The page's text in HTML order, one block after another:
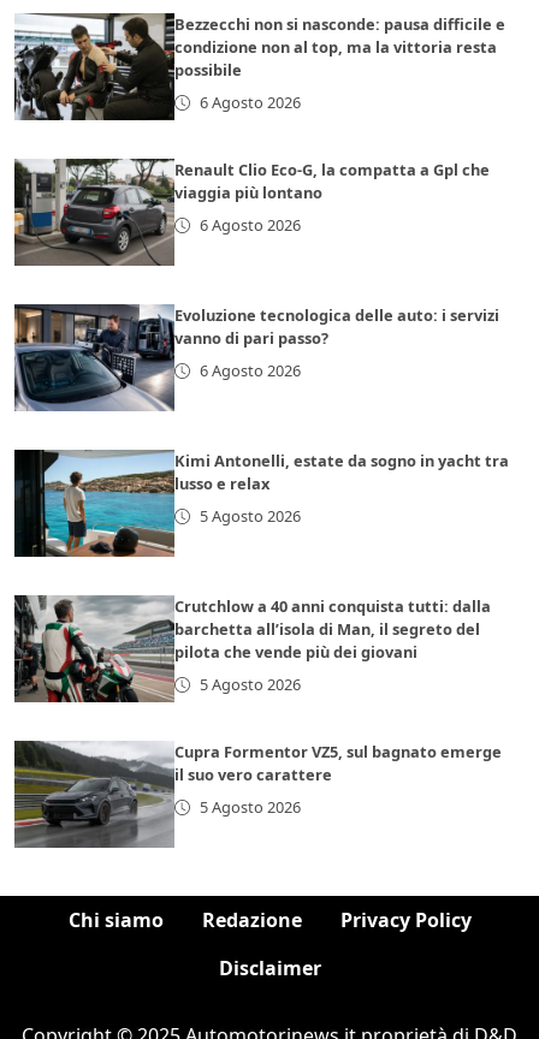
Bezzecchi non si nasconde: pausa difficile e
condizione non al top, ma la vittoria resta
possibile
6 Agosto 2026
Renault Clio Eco-G, la compatta a Gpl che
viaggia più lontano
6 Agosto 2026
Evoluzione tecnologica delle auto: i servizi
vanno di pari passo?
6 Agosto 2026
Kimi Antonelli, estate da sogno in yacht tra
lusso e relax
5 Agosto 2026
Crutchlow a 40 anni conquista tutti: dalla
barchetta all’isola di Man, il segreto del
pilota che vende più dei giovani
5 Agosto 2026
Cupra Formentor VZ5, sul bagnato emerge
il suo vero carattere
5 Agosto 2026
Chi siamo Redazione
Privacy Policy
Disclaimer